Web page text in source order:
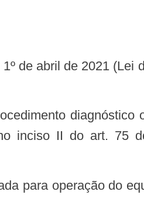
inciso II do art. 75
para operação do